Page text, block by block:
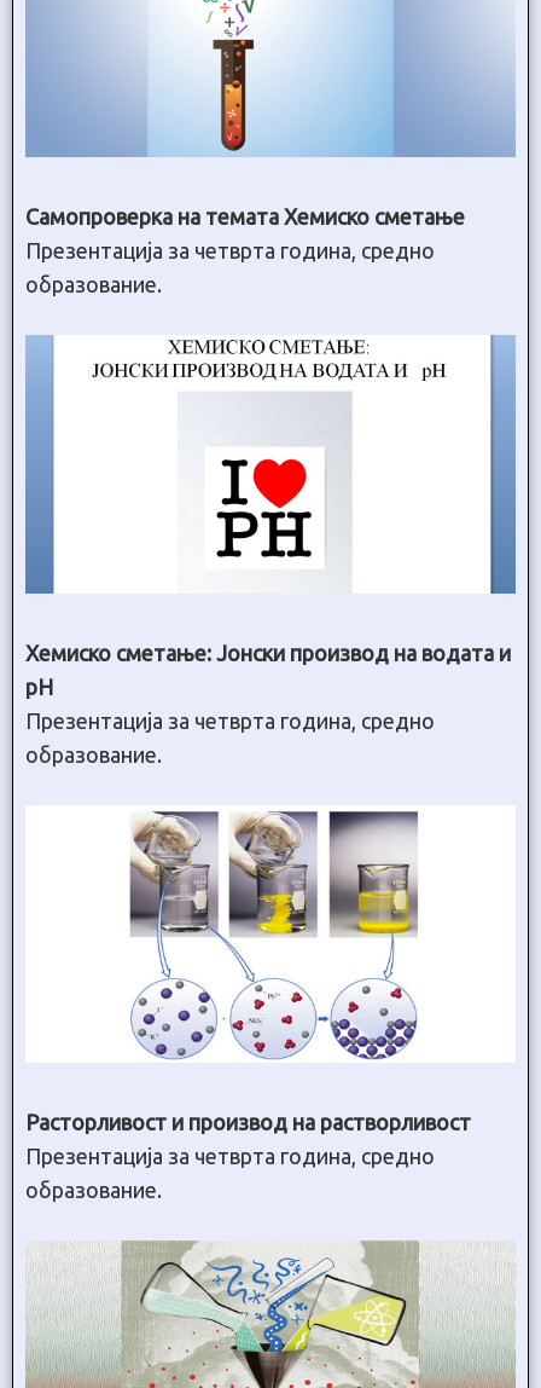
Самопроверка на темата Хемиско сметање
Презентација за четврта година, средно
образование.
Хемиско сметање: Јонски производ на водата и
pH
Презентација за четврта година, средно
образование.
Расторливост и производ на растворливост
Презентација за четврта година, средно
образование.